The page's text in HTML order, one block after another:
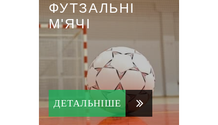
ФУТЗАЛЬНІ
М'ЯЧІ
ДЕТАЛЬНІШЕ